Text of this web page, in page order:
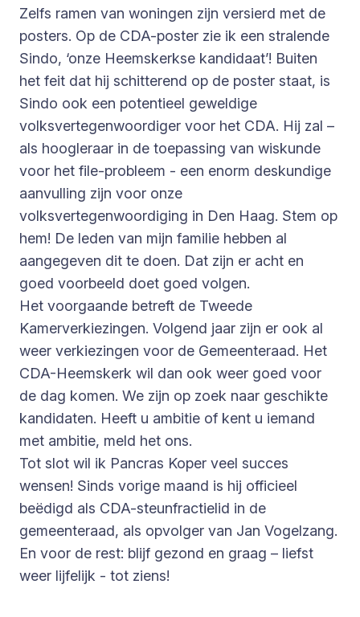
Zelfs ramen van woningen zijn versierd met de
posters. Op de CDA-poster zie ik een stralende
Sindo, ‘onze Heemskerkse kandidaat’! Buiten
het feit dat hij schitterend op de poster staat, is
Sindo ook een potentieel geweldige
volksvertegenwoordiger voor het CDA. Hij zal –
als hoogleraar in de toepassing van wiskunde
voor het file-probleem - een enorm deskundige
aanvulling zijn voor onze
volksvertegenwoordiging in Den Haag. Stem op
hem! De leden van mijn familie hebben al
aangegeven dit te doen. Dat zijn er acht en
goed voorbeeld doet goed volgen.
Het voorgaande betreft de Tweede
Kamerverkiezingen. Volgend jaar zijn er ook al
weer verkiezingen voor de Gemeenteraad. Het
CDA-Heemskerk wil dan ook weer goed voor
de dag komen. We zijn op zoek naar geschikte
kandidaten. Heeft u ambitie of kent u iemand
met ambitie, meld het ons.
Tot slot wil ik Pancras Koper veel succes
wensen! Sinds vorige maand is hij officieel
beëdigd als CDA-steunfractielid in de
gemeenteraad, als opvolger van Jan Vogelzang.
En voor de rest: blijf gezond en graag – liefst
weer lijfelijk - tot ziens!